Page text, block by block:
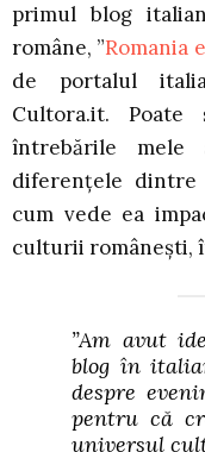
primul blog
române, ”Romania
de portalul
Cultora.it.
întrebările mele
diferențele
cum vede ea
culturii românești,
”Am avut
blog în
despre
pentru că
universul